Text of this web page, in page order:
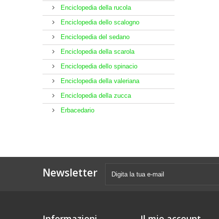
Enciclopedia della rucola
Enciclopedia dello scalogno
Enciclopedia del sedano
Enciclopedia della scarola
Enciclopedia dello spinacio
Enciclopedia della valeriana
Enciclopedia della zucca
Erbacedario
Newsletter